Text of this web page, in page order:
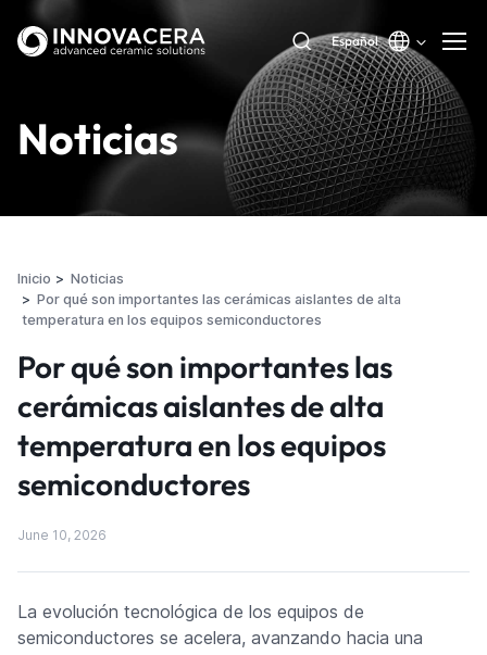
Español
Noticias
Inicio
Noticias
Por qué son importantes las cerámicas aislantes de alta
temperatura en los equipos semiconductores
Por qué son importantes las
cerámicas aislantes de alta
temperatura en los equipos
semiconductores
June 10, 2026
La evolución tecnológica de los equipos de
semiconductores se acelera, avanzando hacia una